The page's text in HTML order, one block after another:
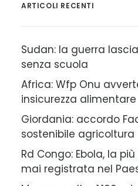
ARTICOLI RECENTI
Sudan: la guerra
senza scuola
Africa: Wfp Onu
insicurezza alimentare
Giordania: accordo
sostenibile agricoltura
Rd Congo: Ebola, la
mai registrata nel